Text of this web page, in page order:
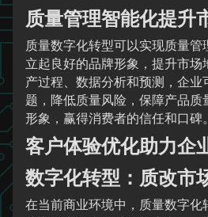
质量管理智能化提升
质量数字化转型可以实现质量
立起良好的品牌形象，提升市
产过程、数据分析和预测，企业
题，降低质量风险，保障产品
形象，赢得消费者的信任和口碑。
客户体验优化助力企
数字化转型：质改市
在当前商业环境中，质量数字化